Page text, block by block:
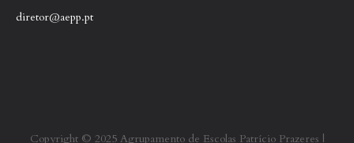
diretor@aepp.pt
Copyright © 2025 Agrupamento de Escolas Patrício Prazeres |